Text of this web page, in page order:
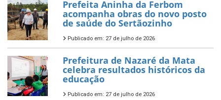
Prefeita Aninha da Ferbom
acompanha obras do novo posto
de saúde do Sertãozinho
Publicado em: 27 de julho de 2026
Prefeitura de Nazaré da Mata
celebra resultados históricos da
educação
Publicado em: 27 de julho de 2026